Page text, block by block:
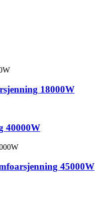
18000W
40000W
45000W